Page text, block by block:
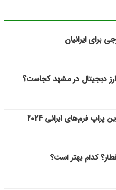
برای ایرانیان
دیجیتال در مشهد کجاست؟
فرم‌های ایرانی ۲۰۲۴
کدام بهتر است؟